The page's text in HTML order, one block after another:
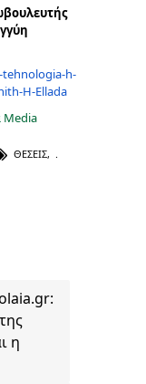
tehnologia-h-
H-Ellada
Media
ΘΈΣΕΙΣ,
η